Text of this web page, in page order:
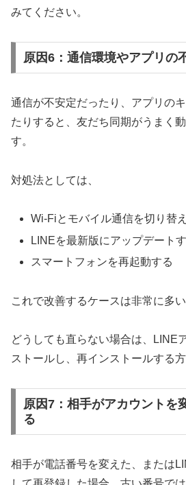
みてください。
原因6：通信環境やアプリの
通信が不安定だったり、アプリの
たりすると、友だち同期がうまく
す。
対処法としては、
Wi-Fiとモバイル通信を切り替
LINEを最新版にアップデート
スマートフォンを再起動する
これで改善するケースは非常に多い
どうしても直らない場合は、LINE
ストールし、再インストールする方
原因7：相手がアカウントを
る
相手が電話番号を変えた、または